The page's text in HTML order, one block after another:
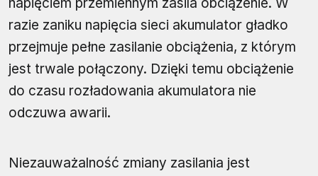
razie zaniku napięcia sieci akumulator gładko
przejmuje pełne zasilanie obciążenia, z którym
jest trwale połączony. Dzięki temu obciążenie
do czasu rozładowania akumulatora nie
odczuwa awarii.
Niezauważalność zmiany zasilania jest